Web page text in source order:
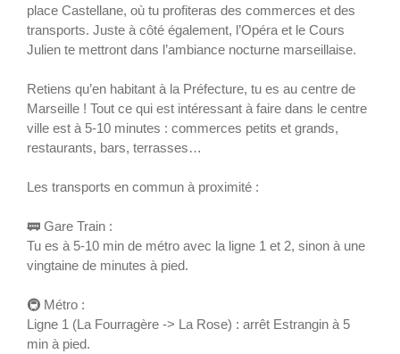
place Castellane, où tu profiteras des commerces et des
transports. Juste à côté également, l’Opéra et le Cours
Julien te mettront dans l’ambiance nocturne marseillaise.
Retiens qu’en habitant à la Préfecture, tu es au centre de
Marseille ! Tout ce qui est intéressant à faire dans le centre
ville est à 5-10 minutes : commerces petits et grands,
restaurants, bars, terrasses…
Les transports en commun à proximité :
🚃 Gare Train :
Tu es à 5-10 min de métro avec la ligne 1 et 2, sinon à une
vingtaine de minutes à pied.
🚇 Métro :
Ligne 1 (La Fourragère -> La Rose) : arrêt Estrangin à 5
min à pied.